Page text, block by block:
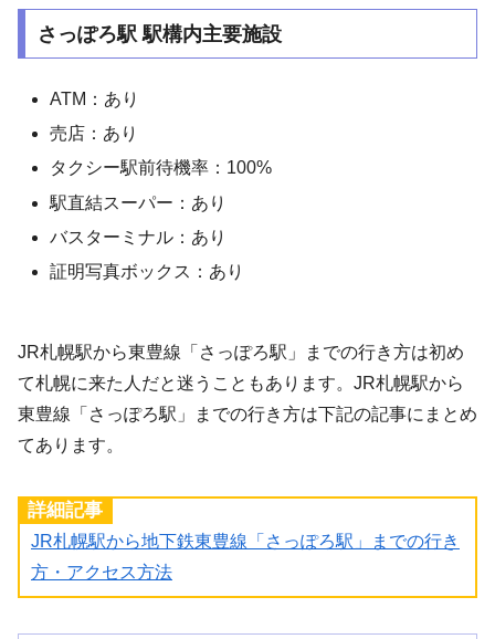
さっぽろ駅 駅構内主要施設
ATM：あり
売店：あり
タクシー駅前待機率：100%
駅直結スーパー：あり
バスターミナル：あり
証明写真ボックス：あり
JR札幌駅から東豊線「さっぽろ駅」までの行き方は初め
て札幌に来た人だと迷うこともあります。JR札幌駅から
東豊線「さっぽろ駅」までの行き方は下記の記事にまとめ
てあります。
詳細記事
JR札幌駅から地下鉄東豊線「さっぽろ駅」までの行き
方・アクセス方法